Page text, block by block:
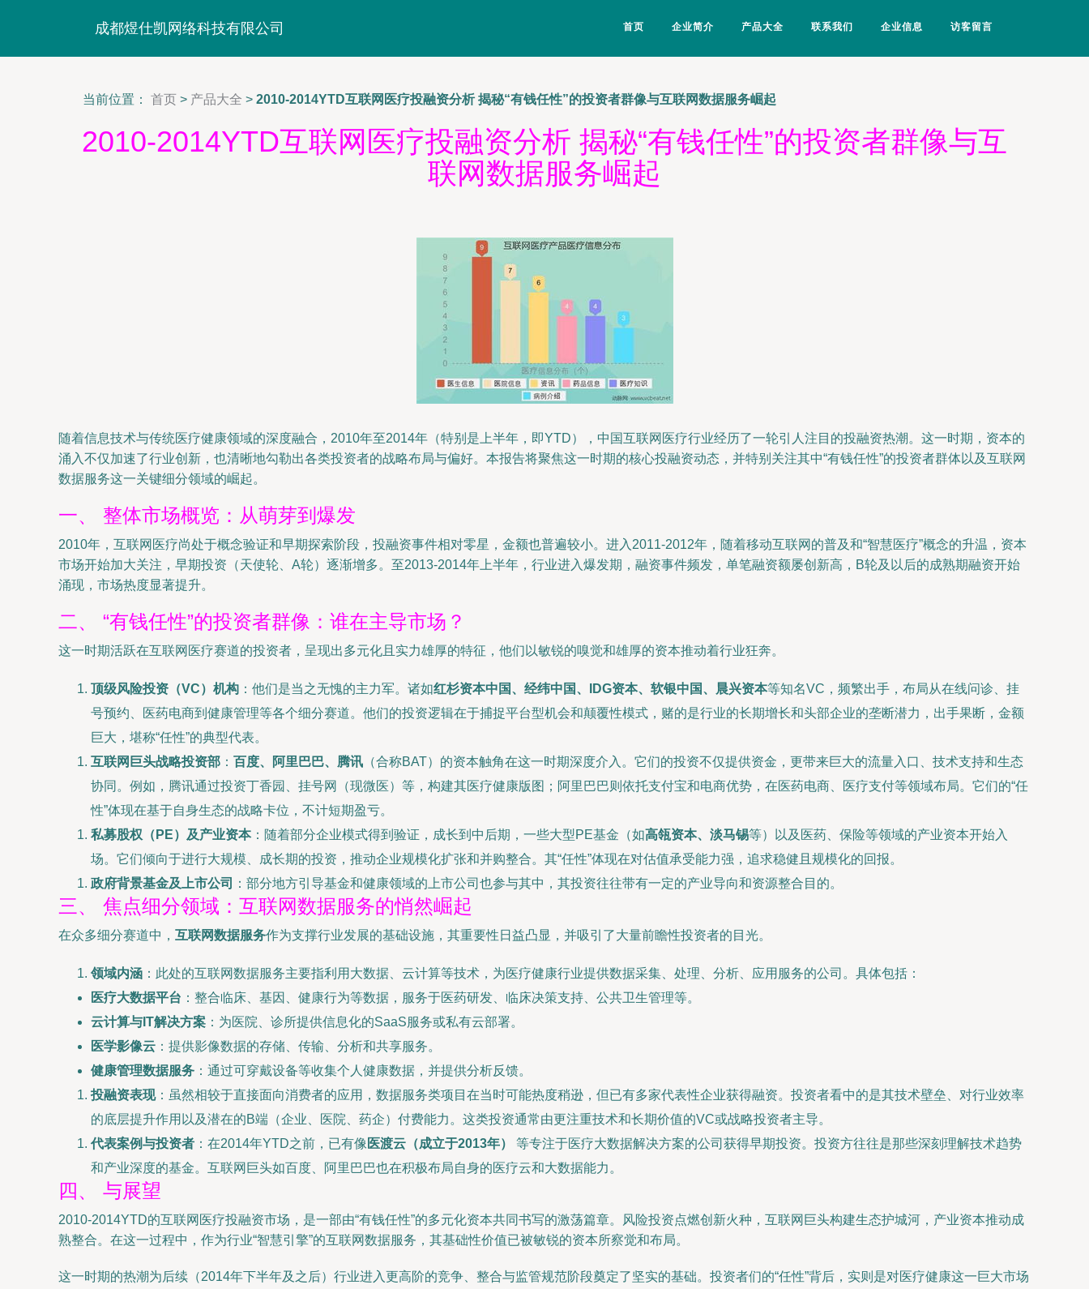
成都煜仕凯网络科技有限公司 首页 企业简介 产品大全 联系我们 企业信息 访客留言
当前位置： 首页 > 产品大全 > 2010-2014YTD互联网医疗投融资分析 揭秘“有钱任性”的投资者群像与互联网数据服务崛起
2010-2014YTD互联网医疗投融资分析 揭秘“有钱任性”的投资者群像与互
联网数据服务崛起
随着信息技术与传统医疗健康领域的深度融合，2010年至2014年（特别是上半年，即YTD），中国互联网医疗行业经历了一轮引人注目的投融资热潮。这一时期，资本的
涌入不仅加速了行业创新，也清晰地勾勒出各类投资者的战略布局与偏好。本报告将聚焦这一时期的核心投融资动态，并特别关注其中“有钱任性”的投资者群体以及互联网
数据服务这一关键细分领域的崛起。
一、 整体市场概览：从萌芽到爆发
2010年，互联网医疗尚处于概念验证和早期探索阶段，投融资事件相对零星，金额也普遍较小。进入2011-2012年，随着移动互联网的普及和“智慧医疗”概念的升温，资本
市场开始加大关注，早期投资（天使轮、A轮）逐渐增多。至2013-2014年上半年，行业进入爆发期，融资事件频发，单笔融资额屡创新高，B轮及以后的成熟期融资开始
涌现，市场热度显著提升。
二、 “有钱任性”的投资者群像：谁在主导市场？
这一时期活跃在互联网医疗赛道的投资者，呈现出多元化且实力雄厚的特征，他们以敏锐的嗅觉和雄厚的资本推动着行业狂奔。
顶级风险投资（VC）机构 ：他们是当之无愧的主力军。诸如红杉资本中国、经纬中国、IDG资本、软银中国、晨兴资本等知名VC，频繁出手，布局从在线问诊、挂
号预约、医药电商到健康管理等各个细分赛道。他们的投资逻辑在于捕捉平台型机会和颠覆性模式，赌的是行业的长期增长和头部企业的垄断潜力，出手果断，金额
巨大，堪称“任性”的典型代表。
互联网巨头战略投资部 ： 百度、阿里巴巴、腾讯 （合称BAT）的资本触角在这一时期深度介入。它们的投资不仅提供资金，更带来巨大的流量入口、技术支持和生态
协同。例如，腾讯通过投资丁香园、挂号网（现微医）等，构建其医疗健康版图；阿里巴巴则依托支付宝和电商优势，在医药电商、医疗支付等领域布局。它们的“任
性”体现在基于自身生态的战略卡位，不计短期盈亏。
私募股权（PE）及产业资本：随着部分企业模式得到验证，成长到中后期，一些大型PE基金（如高瓴资本、淡马锡等）以及医药、保险等领域的产业资本开始入
场。它们倾向于进行大规模、成长期的投资，推动企业规模化扩张和并购整合。其“任性”体现在对估值承受能力强，追求稳健且规模化的回报。
政府背景基金及上市公司
：部分地方引导基金和健康领域的上市公司也参与其中，其投资往往带有一定的产业导向和资源整合目的。
三、 焦点细分领域：互联网数据服务的悄然崛起
在众多细分赛道中， 互联网数据服务作为支撑行业发展的基础设施，其重要性日益凸显，并吸引了大量前瞻性投资者的目光。
领域内涵 ：此处的互联网数据服务主要指利用大数据、云计算等技术，为医疗健康行业提供数据采集、处理、分析、应用服务的公司。具体包括：
医疗大数据平台 ：整合临床、基因、健康行为等数据，服务于医药研发、临床决策支持、公共卫生管理等。
云计算与IT解决方案 ：为医院、诊所提供信息化的SaaS服务或私有云部署。
医学影像云 ：提供影像数据的存储、传输、分析和共享服务。
健康管理数据服务 ：通过可穿戴设备等收集个人健康数据，并提供分析反馈。
投融资表现：虽然相较于直接面向消费者的应用，数据服务类项目在当时可能热度稍逊，但已有多家代表性企业获得融资。投资者看中的是其技术壁垒、对行业效率
的底层提升作用以及潜在的B端（企业、医院、药企）付费能力。这类投资通常由更注重技术和长期价值的VC或战略投资者主导。
代表案例与投资者 ：在2014年YTD之前，已有像 医渡云（成立于2013年）
等专注于医疗大数据解决方案的公司获得早期投资。投资方往往是那些深刻理解技术趋势
和产业深度的基金。互联网巨头如百度、阿里巴巴也在积极布局自身的医疗云和大数据能力。
四、 与展望
2010-2014YTD的互联网医疗投融资市场，是一部由“有钱任性”的多元化资本共同书写的激荡篇章。风险投资点燃创新火种，互联网巨头构建生态护城河，产业资本推动成
熟整合。在这一过程中，作为行业“智慧引擎”的互联网数据服务，其基础性价值已被敏锐的资本所察觉和布局。
这一时期的热潮为后续（2014年下半年及之后）行业进入更高阶的竞争、整合与监管规范阶段奠定了坚实的基础。投资者们的“任性”背后，实则是对医疗健康这一巨大市场